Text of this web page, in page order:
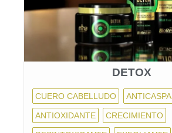
DETOX
CUERO CABELLUDO ANTICASPA
ANTIOXIDANTE CRECIMIENTO